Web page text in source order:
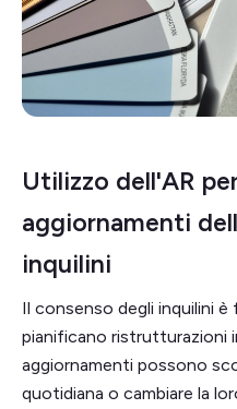
Utilizzo dell'AR
aggiornamenti
inquilini
Il consenso degli inquilini
pianificano ristrutturazioni
aggiornamenti possono
quotidiana o cambiare la